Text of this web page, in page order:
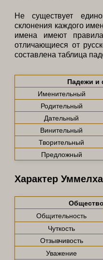
Не существует
склонения каждого
имена имеют
отличающиеся от
составлена таблица
Падежи
Именительный
Родительный
Дательный
Винительный
Творительный
Предложный
Характер
Общительность
Чуткость
Отзывчивость
Уважение